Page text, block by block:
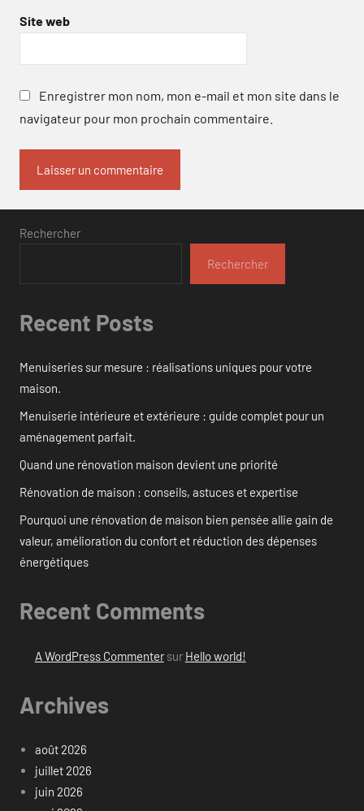
Site web
Enregistrer mon nom, mon e-mail et mon site dans le
navigateur pour mon prochain commentaire.
Rechercher
Rechercher
Recent Posts
Menuiseries sur mesure : réalisations uniques pour votre
maison.
Menuiserie intérieure et extérieure : guide complet pour un
aménagement parfait.
Quand une rénovation maison devient une priorité
Rénovation de maison : conseils, astuces et expertise
Pourquoi une rénovation de maison bien pensée allie gain de
valeur, amélioration du confort et réduction des dépenses
énergétiques
Recent Comments
A WordPress Commentersur Hello world!
Archives
août 2026
juillet 2026
juin 2026